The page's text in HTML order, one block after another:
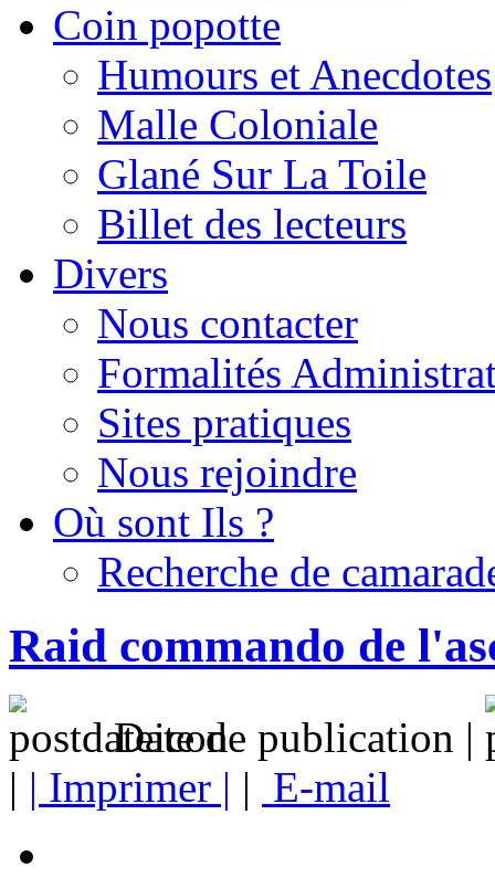
Coin popotte
Humours et Anecdotes
Malle Coloniale
Glané Sur La Toile
Billet des lecteurs
Divers
Nous contacter
Formalités
Sites pratiques
Nous rejoindre
Où sont Ils ?
Recherche de
Raid commando de
Date de publication |
| | Imprimer | | E-mail